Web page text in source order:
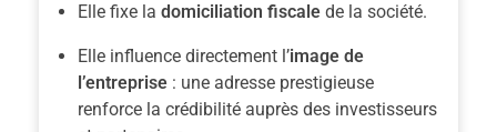
Elle fixe la domiciliation fiscale de la société.
Elle influence directement l’image de
l’entreprise : une adresse prestigieuse
renforce la crédibilité auprès des investisseurs